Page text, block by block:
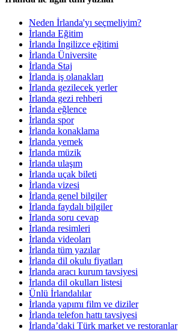
Neden İrlanda'yı seçmeliyim?
İrlanda Eğitim
İrlanda İngilizce eğitimi
İrlanda Üniversite
İrlanda Staj
İrlanda iş olanakları
İrlanda gezilecek yerler
İrlanda gezi rehberi
İrlanda eğlence
İrlanda spor
İrlanda konaklama
İrlanda yemek
İrlanda müzik
İrlanda ulaşım
İrlanda uçak bileti
İrlanda vizesi
İrlanda genel bilgiler
İrlanda faydalı bilgiler
İrlanda soru cevap
İrlanda resimleri
İrlanda videoları
İrlanda tüm yazılar
İrlanda dil okulu fiyatları
İrlanda aracı kurum tavsiyesi
İrlanda dil okulları listesi
Ünlü İrlandalılar
İrlanda yapımı film ve diziler
İrlanda telefon hattı tavsiyesi
İrlanda’daki Türk market ve restoranlar